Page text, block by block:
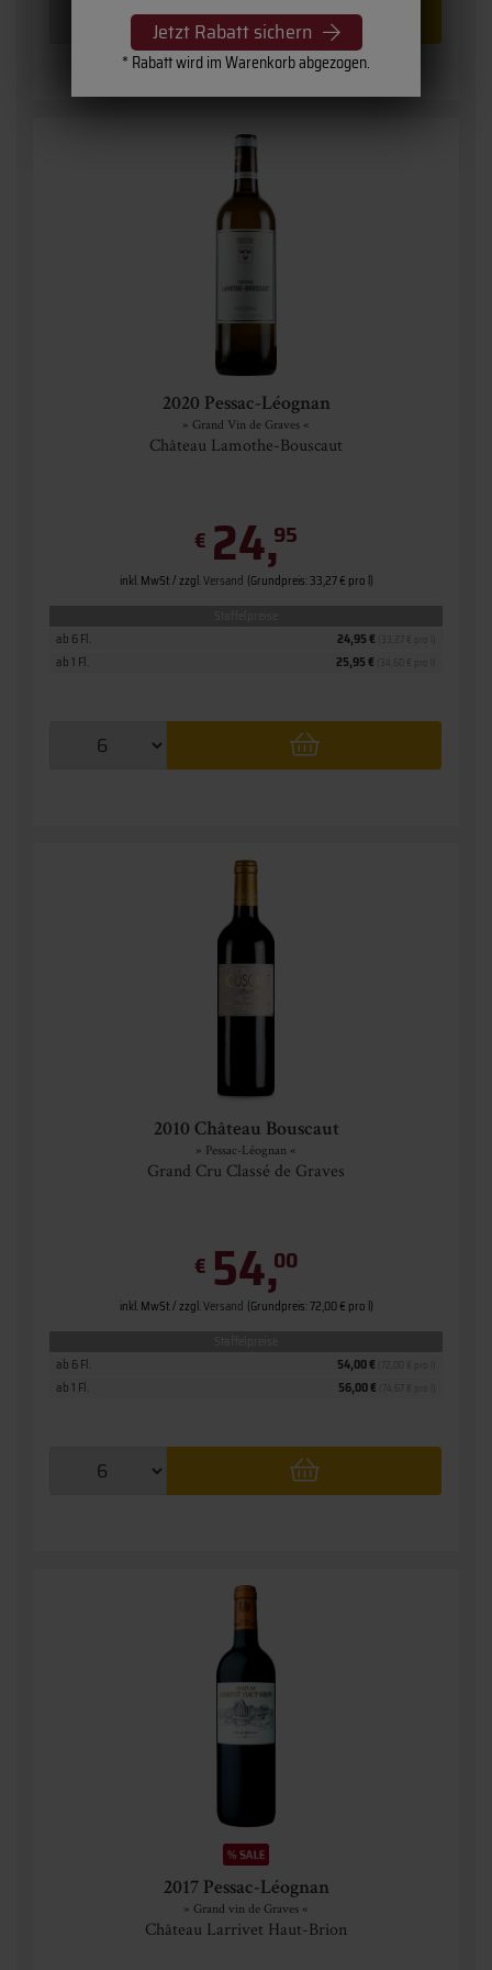
Jetzt Rabatt sichern
* Rabatt wird im Warenkorb abgezogen.
2020 Pessac-Léognan
» Grand Vin de Graves «
Château Lamothe-Bouscaut
€ 24,95
inkl. MwSt. / zzgl.Versand (Grundpreis: 33,27 € pro l)
ab 1 Fl. 25,95 €
ab 6 Fl. 24,95 €
2010 Château Bouscaut
» Pessac-Léognan «
Grand Cru Classé de Graves
€ 54,00
inkl. MwSt. / zzgl.Versand (Grundpreis: 72,00 € pro l)
ab 1 Fl. 56,00 €
ab 6 Fl. 54,00 €
2017 Pessac-Léognan
» Grand vin de Graves «
Château Larrivet Haut-Brion